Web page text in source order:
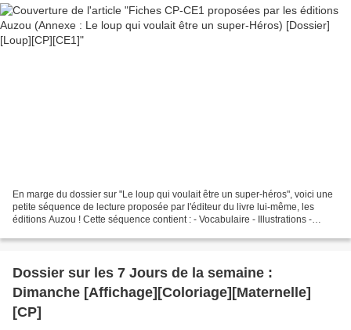
En marge du dossier sur "Le loup qui voulait être un super-héros", voici une
petite séquence de lecture proposée par l'éditeur du livre lui-même, les
éditions Auzou ! Cette séquence contient : - Vocabulaire - Illustrations -
Dossier sur les 7 Jours de la semaine :
Dimanche [Affichage][Coloriage][Maternelle]
[CP]